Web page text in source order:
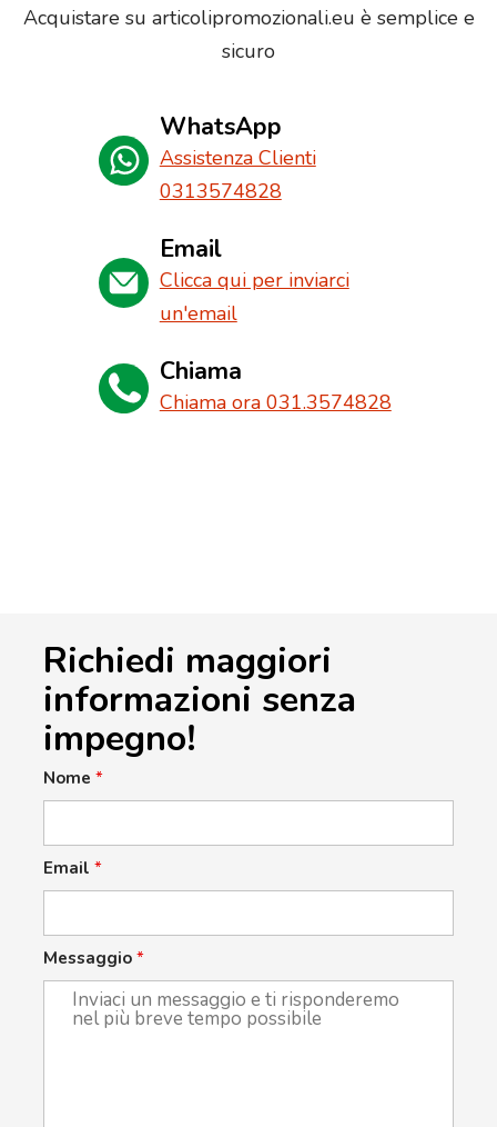
Acquistare su articolipromozionali.eu è semplice e
sicuro
WhatsApp
Assistenza Clienti
0313574828
Email
Clicca qui per inviarci
un'email
Chiama
Chiama ora 031.3574828
Richiedi maggiori
informazioni senza
impegno!
Nome *
Email *
Messaggio *